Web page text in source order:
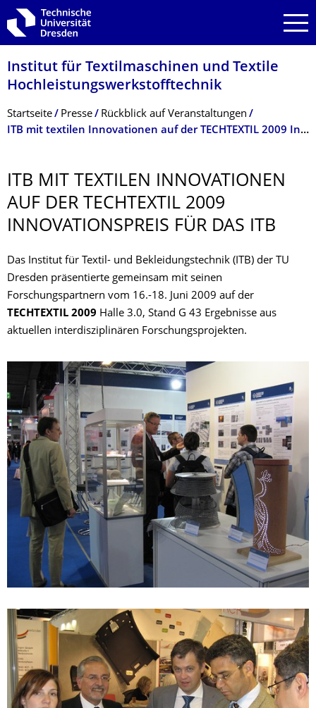
Zur Hauptnavigation springen
Zur Suche springen
Zum Inhalt springen
Institut für Textilmaschinen und Textile
Hochleistungswerk­stofftechnik
Breadcrumb-Menü
Startseite Presse
Rückblick auf Veranstaltungen
ITB mit textilen Innovationen auf der TECHTEXTIL 2009 Innovationspreis für das ITB
ITB MIT TEXTILEN INNOVATIONEN
AUF DER TECHTEXTIL 2009
INNOVATIONS­PREIS FÜR DAS ITB
Das Institut für Textil- und Bekleidungstechnik (ITB) der TU
Dresden präsentierte gemeinsam mit seinen
Forschungspartnern vom 16.-18. Juni 2009 auf der
TECHTEXTIL 2009 Halle 3.0, Stand G 43 Ergebnisse aus
aktuellen interdisziplinären Forschungsprojekten.